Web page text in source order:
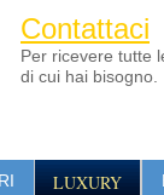
Contattaci
Per ricevere tutte
di cui hai bisogno.
LUXURY